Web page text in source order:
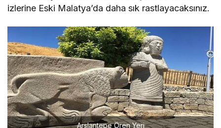
izlerine Eski Malatya’da daha sık rastlayacaksınız.
Arslantepe Ören Yeri